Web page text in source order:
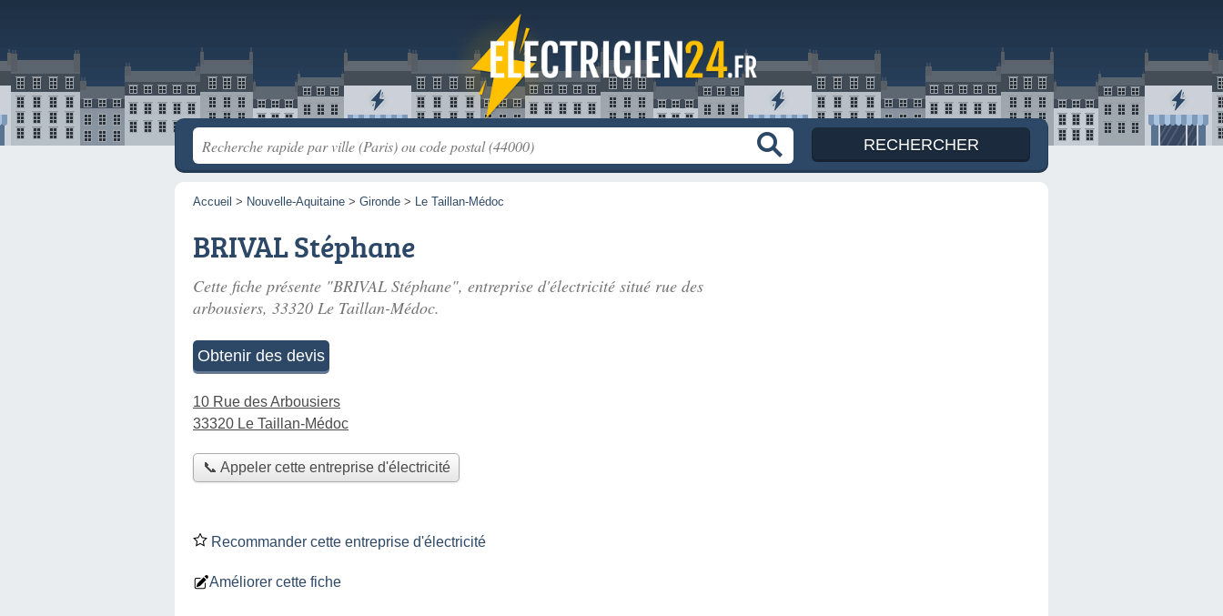
Accueil > Nouvelle-Aquitaine > Gironde > Le Taillan-Médoc
BRIVAL Stéphane
Cette fiche présente "BRIVAL Stéphane", entreprise d'électricité situé rue des
arbousiers, 33320 Le Taillan-Médoc.
Obtenir des devis
10 Rue des Arbousiers
33320 Le Taillan-Médoc
📞 Appeler cette entreprise d'électricité
Recommander cette entreprise d'électricité
Améliorer cette fiche